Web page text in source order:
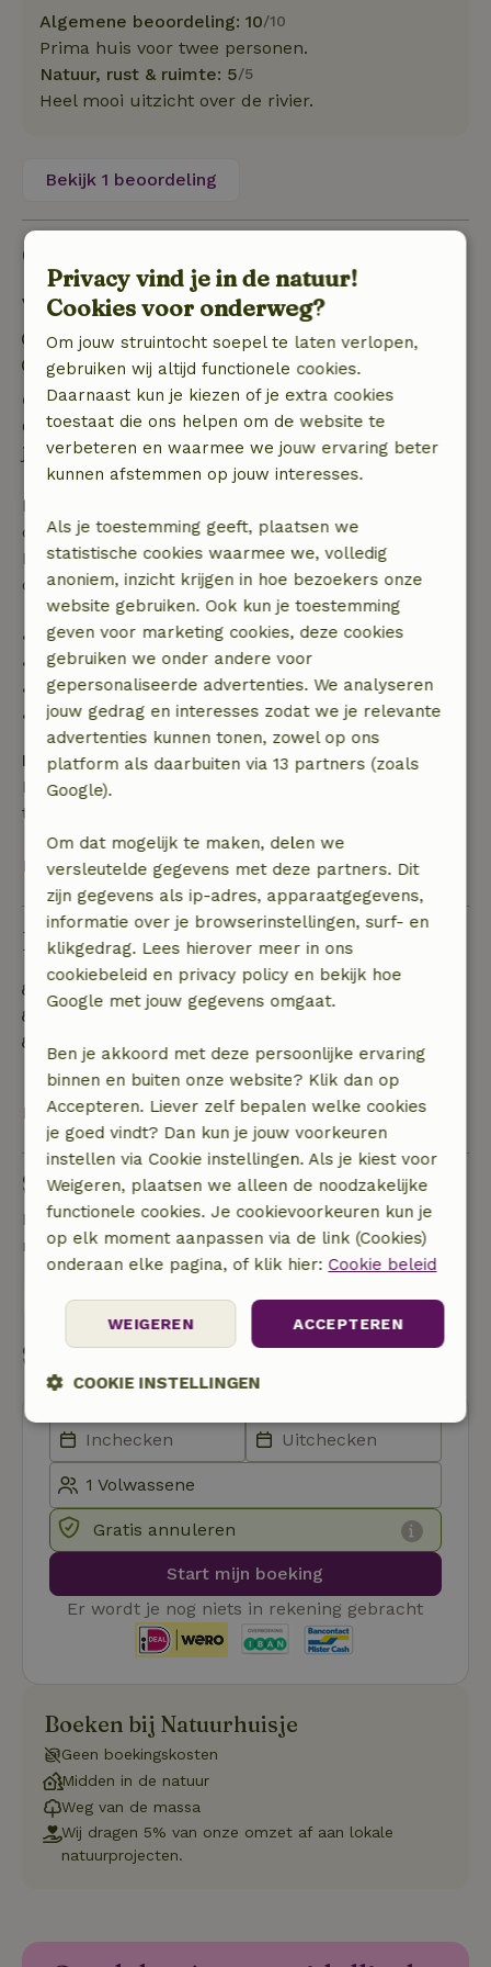
Algemene beoordeling: 10/10
Prima huis voor twee personen.
Natuur, rust & ruimte: 5/5
Heel mooi uitzicht over de rivier.
Bekijk 1 beoordeling
Goed om te weten
Verblijfdetails
Inchecken: 16:00- 17:00
Uitchecken: 10:00- 11:00
Gratis annuleren binnen 24 uur
Gratis annuleren binnen 24 uur na bevestiging van
je boeking.
Bij annulering binnen gestelde periode heb je recht
op volledige terugbetaling van het boekingsbedrag.
Daarna krijg je een deel van de reissom en 100% van
de borg terugbetaald:
• tot 42 dagen voor aankomst: 70% terugbetaald
• 42–28 dagen voor aankomst: 40% terugbetaald
• 28 dagen tot de aankomstdag: 10% terugbetaald
• op de aankomstdag of later: geen terugbetaling
Borg
Een borg van € 200,00 is van toepassing. Je wordt
terugbetaald na het uitchecken.
Bekijk alles
Duurzaamheid
Energie label: A
Duurzame inventaris
Afval scheiden (glas, papier, plastic,
voedselafval/biologisch)
Bekijk alles
Stel een vraag
Neem contact op met de verhuurder van het
natuurhuisje
Stuur een bericht
Start mijn boeking
Gratis annuleren
Start mijn boeking
Er wordt je nog niets in rekening gebracht
Boeken bij Natuurhuisje
Geen boekingskosten
Midden in de natuur
Weg van de massa
Wij dragen 5% van onze omzet af aan lokale
natuurprojecten.
Privacy vind je in de natuur!
Cookies voor onderweg?
Om jouw struintocht soepel te laten verlopen,
gebruiken wij altijd functionele cookies.
Daarnaast kun je kiezen of je extra cookies
toestaat die ons helpen om de website te
verbeteren en waarmee we jouw ervaring beter
kunnen afstemmen op jouw interesses.
Als je toestemming geeft, plaatsen we
statistische cookies waarmee we, volledig
anoniem, inzicht krijgen in hoe bezoekers onze
website gebruiken. Ook kun je toestemming
geven voor marketing cookies, deze cookies
gebruiken we onder andere voor
gepersonaliseerde advertenties. We analyseren
jouw gedrag en interesses zodat we je relevante
advertenties kunnen tonen, zowel op ons
platform als daarbuiten via 13 partners (zoals
Google).
Om dat mogelijk te maken, delen we
versleutelde gegevens met deze partners. Dit
zijn gegevens als ip-adres, apparaatgegevens,
informatie over je browserinstellingen, surf- en
klikgedrag. Lees hierover meer in ons
cookiebeleid en privacy policy en bekijk hoe
Google met jouw gegevens omgaat.
Ben je akkoord met deze persoonlijke ervaring
binnen en buiten onze website? Klik dan op
Accepteren. Liever zelf bepalen welke cookies
je goed vindt? Dan kun je jouw voorkeuren
instellen via Cookie instellingen. Als je kiest voor
Weigeren, plaatsen we alleen de noodzakelijke
functionele cookies. Je cookievoorkeuren kun je
op elk moment aanpassen via de link (Cookies)
onderaan elke pagina, of klik hier: Cookie beleid
ACCEPTEREN
WEIGEREN
COOKIE INSTELLINGEN
Strikt
noodzakelijk
Prestatie Targeting
Functioneel Niet-geclassificeerd
Functioneel Niet-geclassificeerd
Strikt noodzakelijke cookies maken de kernfunctionaliteiten
van de website mogelijk, zoals gebruikersaanmelding en
accountbeheer. De website kan niet goed worden gebruikt
zonder de strikt noodzakelijke cookies.
Naam